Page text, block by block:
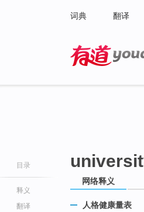
词典 翻译
目录
释义
翻译
网络释义
人格健康量表